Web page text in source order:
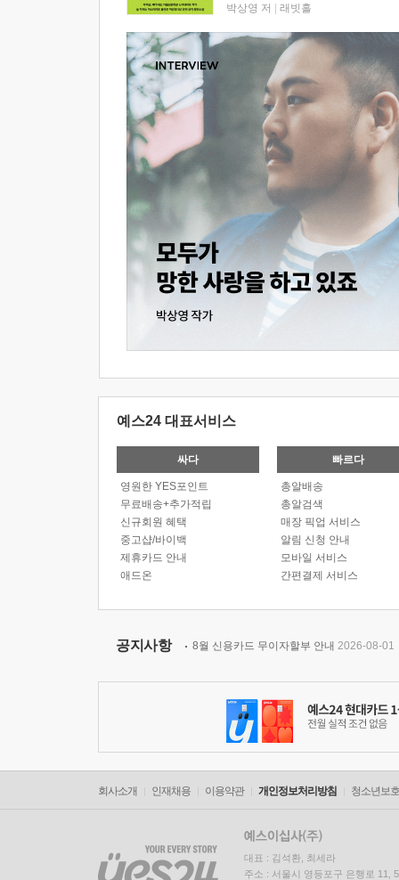
박상영 저 래빗홀
예스24 대표서비스
싸다
영원한 YES포인트
무료배송+추가적립
신규회원 혜택
중고샵/바이백
제휴카드 안내
애드온
빠르다
총알배송
총알검색
매장 픽업 서비스
알림 신청 안내
모바일 서비스
간편결제 서비스
공지사항 8월 신용카드 무이자할부 안내 2026-08-01
회사소개 인재채용 이용약관 개인정보처리방침 청소년보
대표 : 김석환, 최세라
주소 : 서울시 영등포구 은행로 11,